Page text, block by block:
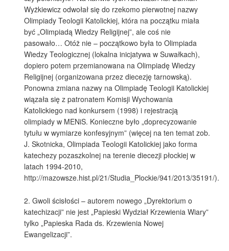
Wyżkiewicz odwołał się do rzekomo pierwotnej nazwy
Olimpiady Teologii Katolickiej, która na początku miała
być „Olimpiadą Wiedzy Religijnej”, ale coś nie
pasowało… Otóż nie – początkowo była to Olimpiada
Wiedzy Teologicznej (lokalna inicjatywa w Suwałkach),
dopiero potem przemianowana na Olimpiadę Wiedzy
Religijnej (organizowana przez diecezję tarnowską).
Ponowna zmiana nazwy na Olimpiadę Teologii Katolickiej
wiązała się z patronatem Komisji Wychowania
Katolickiego nad konkursem (1998) i rejestracją
olimpiady w MENiS. Konieczne było „doprecyzowanie
tytułu w wymiarze konfesyjnym” (więcej na ten temat zob.
J. Skotnicka, Olimpiada Teologii Katolickiej jako forma
katechezy pozaszkolnej na terenie diecezji płockiej w
latach 1994-2010,
http://mazowsze.hist.pl/21/Studia_Plockie/941/2013/35191/).
2. Gwoli ścisłości – autorem nowego „Dyrektorium o
katechizacji” nie jest „Papieski Wydział Krzewienia Wiary”
tylko „Papieska Rada ds. Krzewienia Nowej
Ewangelizacji”.